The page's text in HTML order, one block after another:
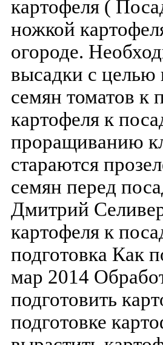
картофеля (
ножкой
огороде.
высадки с целью
семян томатов к
картофеля к
проращиванию
стараются
семян перед
Дмитрий
картофеля к
подготовка Как
мар 2014
подготовить
подготовке